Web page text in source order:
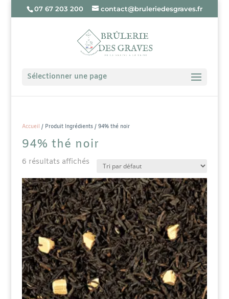
07 67 203 200 contact@bruleriedesgraves.fr
Sélectionner une page
Accueil / Produit Ingrédients / 94% thé noir
94% thé noir
6 résultats affichés